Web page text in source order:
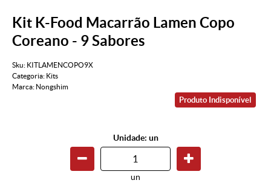
Kit K-Food Macarrão Lamen Copo
Coreano - 9 Sabores
Sku: KITLAMENCOPO9X
Categoria: Kits
Marca: Nongshim
Produto Indisponível
Unidade: un
un